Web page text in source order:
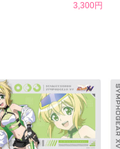
3,300円